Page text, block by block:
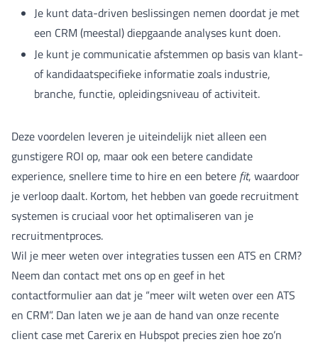
Je kunt data-driven beslissingen nemen doordat je met
een CRM (meestal) diepgaande analyses kunt doen.
Je kunt je communicatie afstemmen op basis van klant-
of kandidaatspecifieke informatie zoals industrie,
branche, functie, opleidingsniveau of activiteit.
Deze voordelen leveren je uiteindelijk niet alleen een
gunstigere ROI op, maar ook een betere candidate
experience, snellere time to hire en een betere fit, waardoor
je verloop daalt. Kortom, het hebben van goede recruitment
systemen is cruciaal voor het optimaliseren van je
recruitmentproces.
Wil je meer weten over integraties tussen een ATS en CRM?
Neem dan contact met ons op en geef in het
contactformulier aan dat je “meer wilt weten over een ATS
en CRM”. Dan laten we je aan de hand van onze recente
client case met Carerix en Hubspot precies zien hoe zo’n